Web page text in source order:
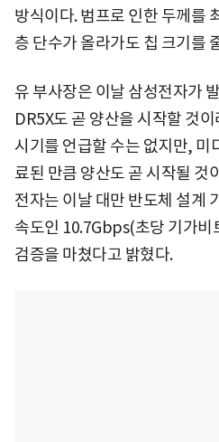
방식이다. 범프로 인한 두께를
층 단수가 올라가도 칩 크기를
유 부사장은 이날 삼성전자가
DR5X도 곧 양산을 시작할 것
시기를 언급할 수는 없지만, 미
료된 만큼 양산도 곧 시작될 것
전자는 이날 대만 반도체 설계
속도인 10.7Gbps(초당 기가비
검증을 마쳤다고 밝혔다.